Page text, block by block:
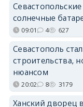
солнечные
09:01 4 627
Севастополь
строительства,
нюансом
20:02 8 3179
Ханский дворец